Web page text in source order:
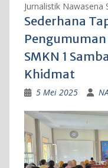
Jurnalistik Nawasena
Sederhana
Pengumuman
SMKN 1
Khidmat
5 Mei 2025